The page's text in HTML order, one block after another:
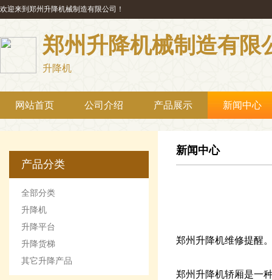
欢迎来到郑州升降机械制造有限公司！
郑州升降机械制造有限
升降机
网站首页 公司介绍 产品展示 新闻中心
产品分类
全部分类
升降机
升降平台
升降货梯
其它升降产品
新闻中心
郑州升降机维修提醒
郑州升降机轿厢是一